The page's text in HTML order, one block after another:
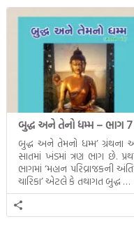
બુદ્ધ અને તેનો ધમ્મ – ભાગ 7
બુદ્ધ અને તેમનો ધમ્મ’ ગ્રંથના
સાતમાં ખંડમાં ત્રણ ભાગ છે.
ભાગમાં ‘મહાન પરિવ્રાજકની
ચારિકા’ એટલે કે તથાગત બુદ્ધ સાથે
સતત પરિભ્રમણ કરતા
સાથે ફરી એકવારની
મુલાકાત, બીજા ભાગમાં